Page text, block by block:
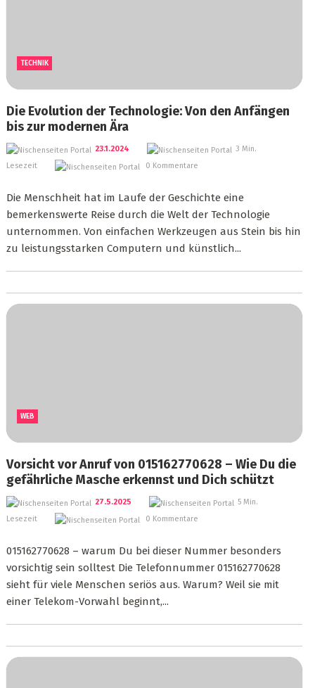
TECHNIK
Die Evolution der Technologie: Von den Anfängen
bis zur modernen Ära
23.1.2024
3 Min.
Lesezeit
0 Kommentare
Die Menschheit hat im Laufe der Geschichte eine
bemerkenswerte Reise durch die Welt der Technologie
unternommen. Von einfachen Werkzeugen aus Stein bis hin
zu leistungsstarken Computern und künstlich...
WEB
Vorsicht vor Anruf von 015162770628 – Wie Du die
gefährliche Masche erkennst und Dich schützt
27.5.2025
5 Min.
Lesezeit
0 Kommentare
015162770628 – warum Du bei dieser Nummer besonders
vorsichtig sein solltest Die Telefonnummer 015162770628
sieht für viele Menschen seriös aus. Warum? Weil sie mit
einer Telekom-Vorwahl beginnt,...